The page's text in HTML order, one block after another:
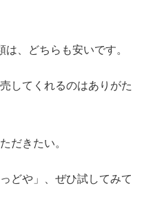
、どちらも安いです。
してくれるのはありがた
だきたい。
どや」、ぜひ試してみて